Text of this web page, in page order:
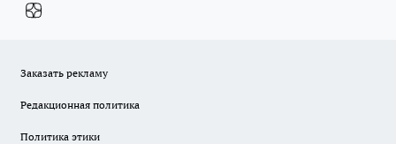
Заказать рекламу
Редакционная политика
Политика этики